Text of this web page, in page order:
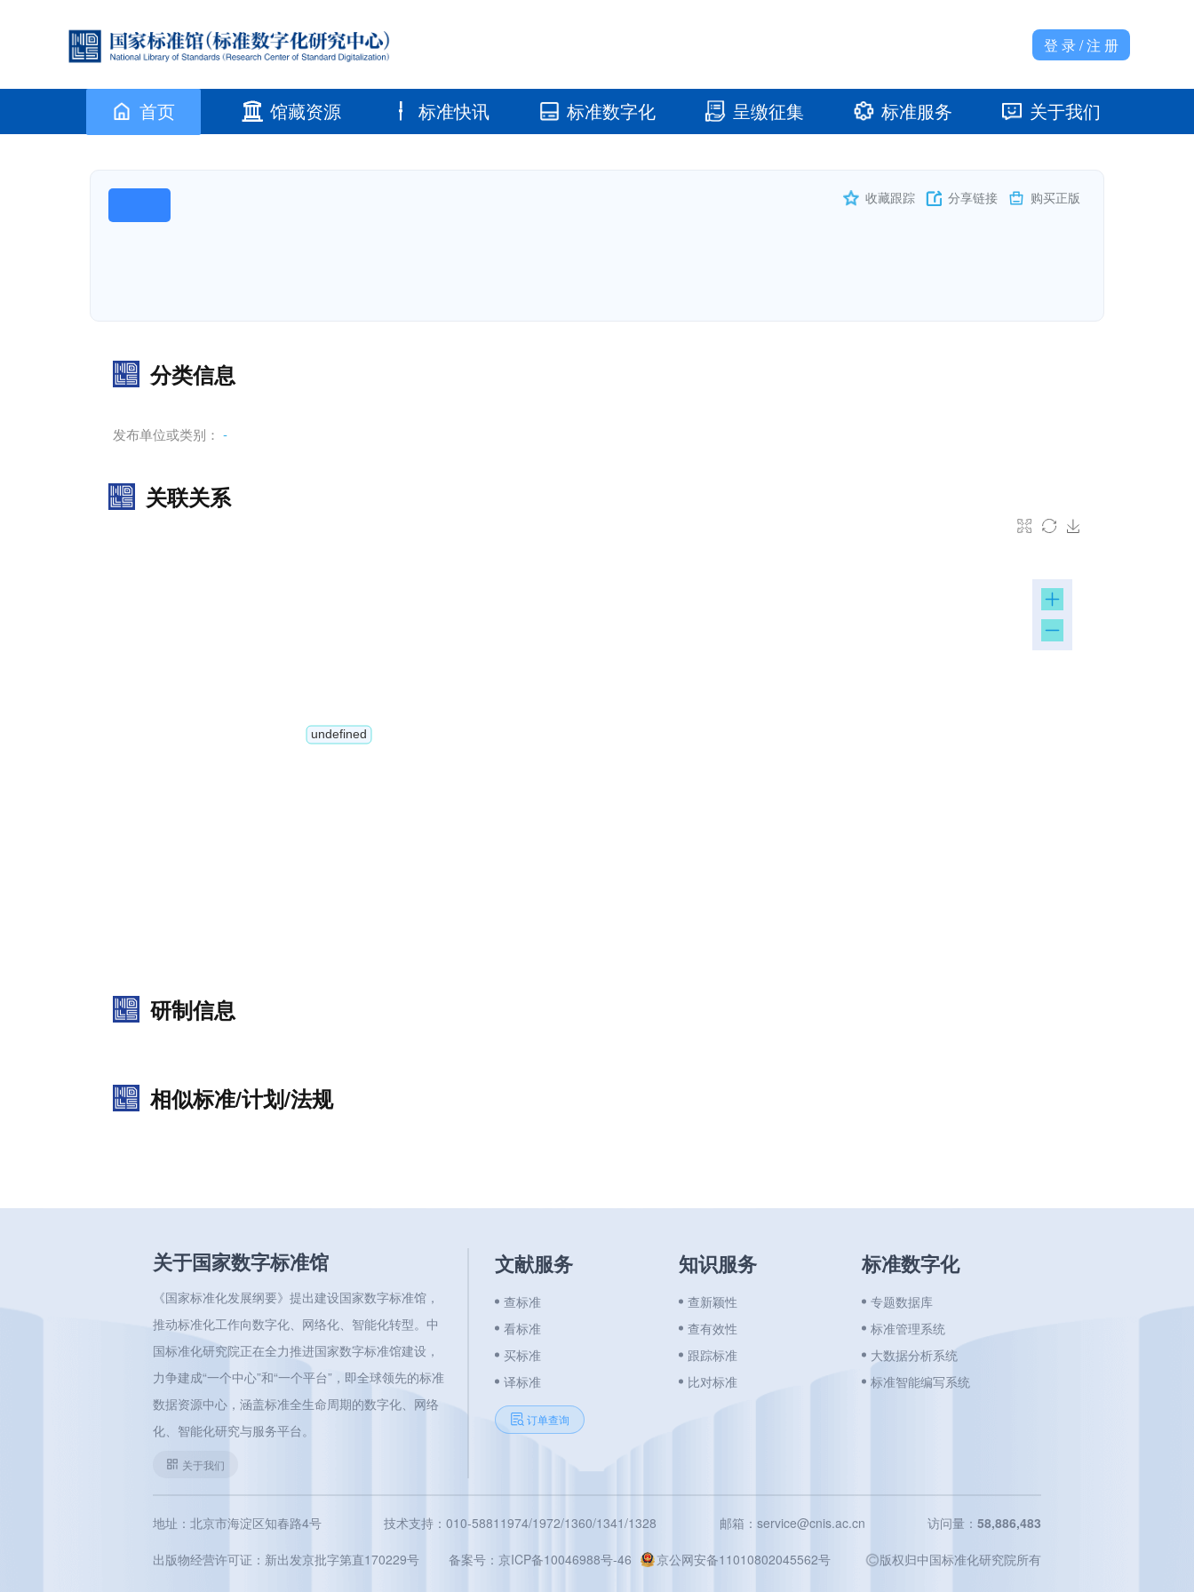
登 录 / 注 册
首页 馆藏资源 标准快讯 标准数字化 呈缴征集 标准服务 关于我们
收藏跟踪 分享链接 购买正版
分类信息
发布单位或类别： -
关联关系
研制信息
相似标准/计划/法规
关于国家数字标准馆
《国家标准化发展纲要》提出建设国家数字标准馆，
推动标准化工作向数字化、网络化、智能化转型。中
国标准化研究院正在全力推进国家数字标准馆建设，
力争建成“一个中心”和“一个平台”，即全球领先的标准
数据资源中心，涵盖标准全生命周期的数字化、网络
化、智能化研究与服务平台。
关于我们
文献服务
查标准
看标准
买标准
译标准
订单查询
知识服务
查新颖性
查有效性
跟踪标准
比对标准
标准数字化
专题数据库
标准管理系统
大数据分析系统
标准智能编写系统
地址：北京市海淀区知春路4号 技术支持：010-58811974/1972/1360/1341/1328 邮箱：service@cnis.ac.cn 访问量： 58,886,483
出版物经营许可证：新出发京批字第直170229号 备案号： 京ICP备10046988号-46 京公网安备11010802045562号 ️版权归中国标准化研究院所有